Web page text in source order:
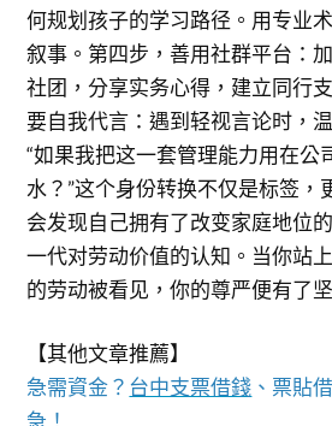
何规划孩子的学习路径。用专业
叙事。第四步，善用社群平台：
社团，分享实务心得，建立同行
要自我代言：遇到轻视言论时，
“如果我把这一套管理能力用在公
水？”这个身份转换不仅是标签
会发现自己拥有了改变家庭地位
一代对劳动价值的认知。当你站
的劳动被看见，你的尊严便有了
【其他文章推薦】
急需資金？ 台中支票借錢 、票貼
急！